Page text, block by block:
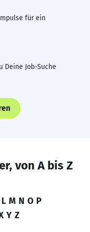
für ein
Deine Job-Suche
von A bis Z
L M N O P
Y Z